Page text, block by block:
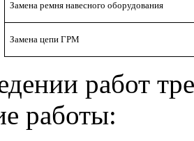
Замена ремня навесного оборудования
Замена цепи ГРМ
работ
работы: